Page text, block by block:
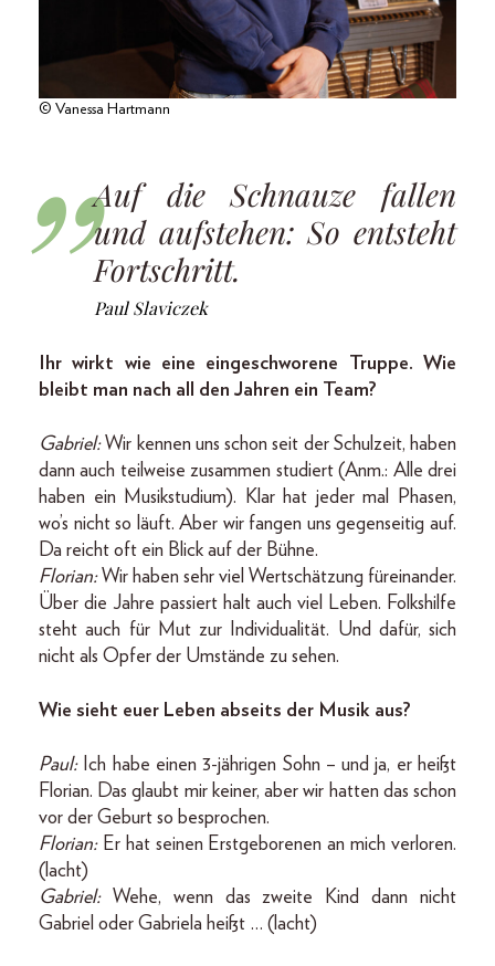
© Vanessa Hartmann
Auf die Schnauze fallen
und aufstehen: So entsteht
Fortschritt.
Paul Slaviczek
Ihr wirkt wie eine eingeschworene Truppe. Wie
bleibt man nach all den Jahren ein Team?
Gabriel:Wir kennen uns schon seit der Schulzeit, haben
dann auch teilweise zusammen studiert (Anm.: Alle drei
haben ein Musikstudium). Klar hat jeder mal Phasen,
wo’s nicht so läuft. Aber wir fangen uns gegenseitig auf.
Da reicht oft ein Blick auf der Bühne.
Florian:Wir haben sehr viel Wertschätzung füreinander.
Über die Jahre passiert halt auch viel Leben. Folkshilfe
steht auch für Mut zur Individualität. Und dafür, sich
nicht als Opfer der Umstände zu sehen.
Wie sieht euer Leben abseits der Musik aus?
Paul: Ich habe einen 3-jährigen Sohn – und ja, er heißt
Florian. Das glaubt mir keiner, aber wir hatten das schon
vor der Geburt so besprochen.
Florian: Er hat seinen Erstgeborenen an mich verloren.
(lacht)
Gabriel: Wehe, wenn das zweite Kind dann nicht
Gabriel oder Gabriela heißt … (lacht)